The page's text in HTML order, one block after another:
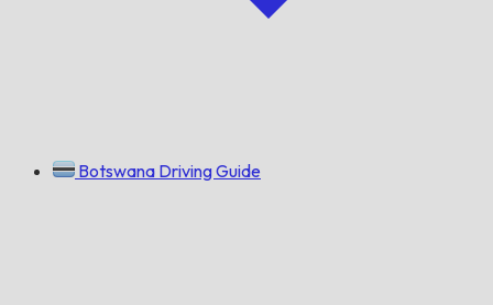
Botswana Driving Guide